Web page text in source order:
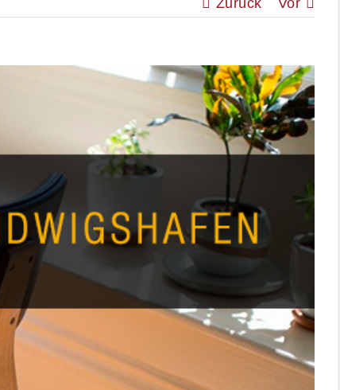
Zurück Vor